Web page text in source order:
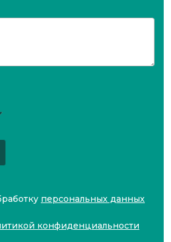
персональных данных
конфиденциальности